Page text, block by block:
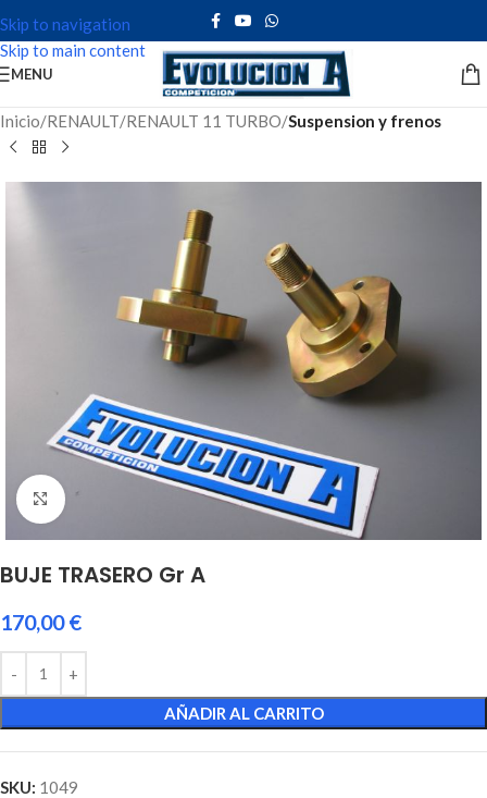
Skip to navigation
Skip to main content
MENU
Inicio RENAULT RENAULT 11 TURBO Suspension y frenos
Click to enlarge
BUJE TRASERO Gr A
170,00€
AÑADIR AL CARRITO
SKU: 1049